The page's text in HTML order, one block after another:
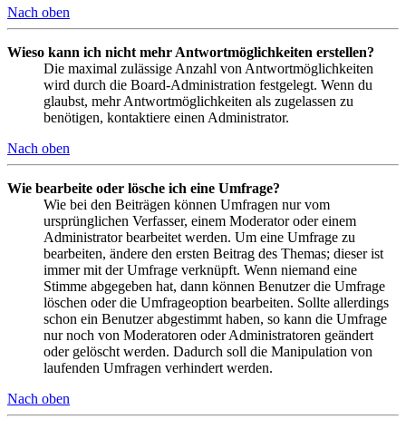
Nach oben
Wieso kann ich nicht mehr Antwortmöglichkeiten erstellen?
Die maximal zulässige Anzahl von Antwortmöglichkeiten
wird durch die Board-Administration festgelegt. Wenn du
glaubst, mehr Antwortmöglichkeiten als zugelassen zu
benötigen, kontaktiere einen Administrator.
Nach oben
Wie bearbeite oder lösche ich eine Umfrage?
Wie bei den Beiträgen können Umfragen nur vom
ursprünglichen Verfasser, einem Moderator oder einem
Administrator bearbeitet werden. Um eine Umfrage zu
bearbeiten, ändere den ersten Beitrag des Themas; dieser ist
immer mit der Umfrage verknüpft. Wenn niemand eine
Stimme abgegeben hat, dann können Benutzer die Umfrage
löschen oder die Umfrageoption bearbeiten. Sollte allerdings
schon ein Benutzer abgestimmt haben, so kann die Umfrage
nur noch von Moderatoren oder Administratoren geändert
oder gelöscht werden. Dadurch soll die Manipulation von
laufenden Umfragen verhindert werden.
Nach oben